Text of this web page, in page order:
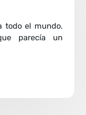
todo el mundo.
parecía un